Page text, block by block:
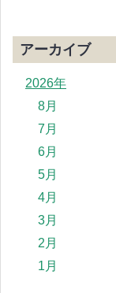
アーカイブ
2026年
8月
7月
6月
5月
4月
3月
2月
1月